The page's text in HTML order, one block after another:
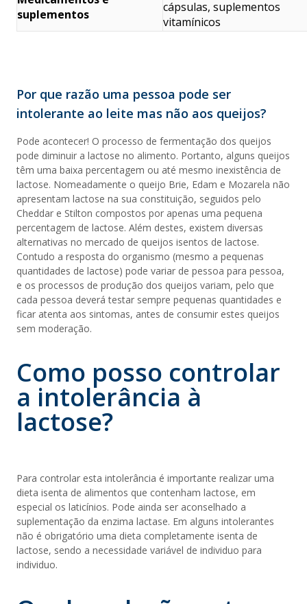
suplementos
cápsulas, suplementos
vitamínicos
Por que razão uma pessoa pode ser
intolerante ao leite mas não aos queijos?
Pode acontecer! O processo de fermentação dos queijos
pode diminuir a lactose no alimento. Portanto, alguns queijos
têm uma baixa percentagem ou até mesmo inexistência de
lactose. Nomeadamente o queijo Brie, Edam e Mozarela não
apresentam lactose na sua constituição, seguidos pelo
Cheddar e Stilton compostos por apenas uma pequena
percentagem de lactose. Além destes, existem diversas
alternativas no mercado de queijos isentos de lactose.
Contudo a resposta do organismo (mesmo a pequenas
quantidades de lactose) pode variar de pessoa para pessoa,
e os processos de produção dos queijos variam, pelo que
cada pessoa deverá testar sempre pequenas quantidades e
ficar atenta aos sintomas, antes de consumir estes queijos
sem moderação.
Como posso controlar
a intolerância à
lactose?
Para controlar esta intolerância é importante realizar uma
dieta isenta de alimentos que contenham lactose, em
especial os laticínios. Pode ainda ser aconselhado a
suplementação da enzima lactase. Em alguns intolerantes
não é obrigatório uma dieta completamente isenta de
lactose, sendo a necessidade variável de individuo para
individuo.